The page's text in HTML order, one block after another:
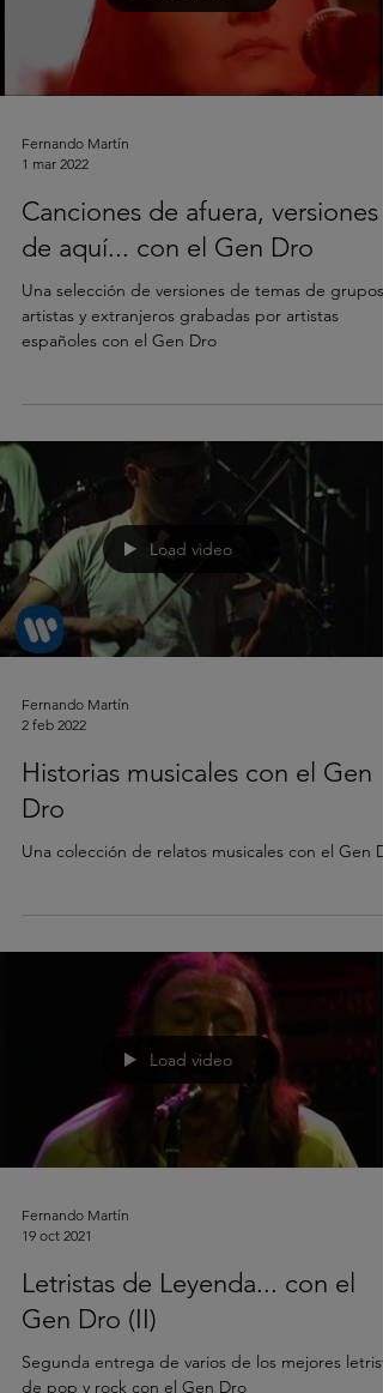
Fernando Martín
1 mar 2022
Canciones de afuera, versiones
de aquí... con el Gen Dro
Una selección de versiones de temas de grupos
artistas y extranjeros grabadas por artistas
españoles con el Gen Dro
Load video
Fernando Martín
2 feb 2022
Historias musicales con el Gen
Dro
Una colección de relatos musicales con el Gen
Load video
Fernando Martín
19 oct 2021
Letristas de Leyenda... con el
Gen Dro (II)
Segunda entrega de varios de los mejores
de pop y rock con el Gen Dro